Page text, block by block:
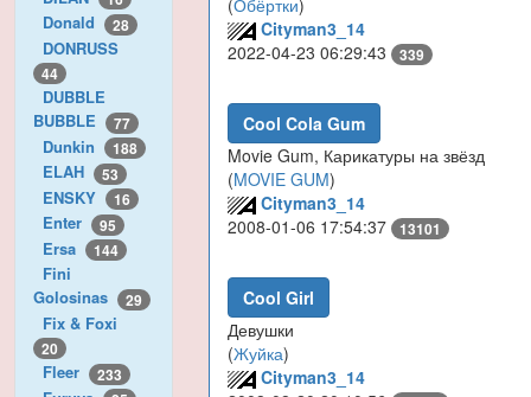
Donald 28
DONRUSS
44
DUBBLE
BUBBLE
77
Dunkin 188
ELAH 53
ENSKY 16
Enter 95
Ersa 144
Fini
Golosinas
29
Fix & Foxi
20
Fleer 233
(Обёртки)
Cityman3_14
2022-04-23 06:29:43 339
Cool Cola Gum
Movie Gum, Карикатуры на звёзд
(MOVIE GUM)
Cityman3_14
2008-01-06 17:54:37 13101
Cool Girl
Девушки
(Жуйка)
Cityman3_14